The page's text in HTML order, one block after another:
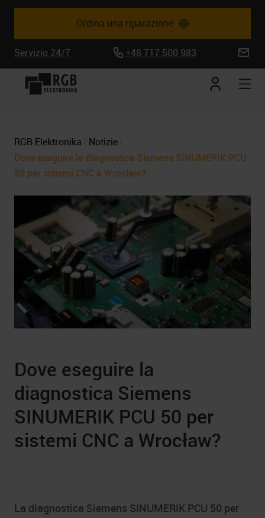
Ordina una riparazione
Servizio 24/7 +48 717 500 983
Conto
RGB Elektronika
Notizie
Dove eseguire la diagnostica Siemens SINUMERIK PCU
50 per sistemi CNC a Wrocław?
Dove eseguire la
diagnostica Siemens
SINUMERIK PCU 50 per
sistemi CNC a Wrocław?
La diagnostica Siemens SINUMERIK PCU 50 per